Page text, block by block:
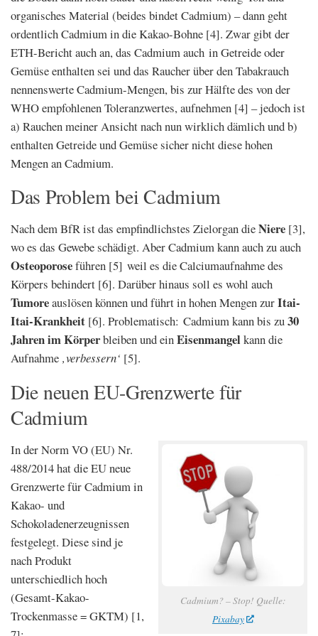
organisches Material (beides bindet Cadmium) – dann geht
ordentlich Cadmium in die Kakao-Bohne [4]. Zwar gibt der
ETH-Bericht auch an, das Cadmium auch in Getreide oder
Gemüse enthalten sei und das Raucher über den Tabakrauch
nennenswerte Cadmium-Mengen, bis zur Hälfte des von der
WHO empfohlenen Toleranzwertes, aufnehmen [4] – jedoch ist
a) Rauchen meiner Ansicht nach nun wirklich dämlich und b)
enthalten Getreide und Gemüse sicher nicht diese hohen
Mengen an Cadmium.
Das Problem bei Cadmium
Nach dem BfR ist das empfindlichstes Zielorgan dieNiere [3],
wo es das Gewebe schädigt. Aber Cadmium kann auch zu auch
Osteoporoseführen [5] weil es die Calciumaufnahme des
Körpers behindert [6]. Darüber hinaus soll es wohl auch
Tumoreauslösen können und führt in hohen Mengen zurItai-
Itai-Krankheit [6]. Problematisch: Cadmium kann bis zu30
Jahren im Körperbleiben und einEisenmangel kann die
Aufnahme ‚verbessern‘ [5].
Die neuen EU-Grenzwerte für
Cadmium
Cadmium? – Stop! Quelle:
Pixabay
In der Norm VO (EU) Nr.
488/2014 hat die EU neue
Grenzwerte für Cadmium in
Kakao- und
Schokoladenerzeugnissen
festgelegt. Diese sind je
nach Produkt
unterschiedlich hoch
(Gesamt-Kakao-
Trockenmasse = GKTM) [1,